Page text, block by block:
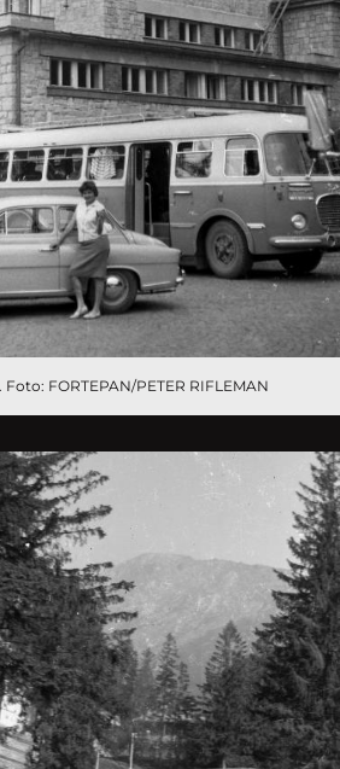
FORTEPAN/PETER RIFLEMAN